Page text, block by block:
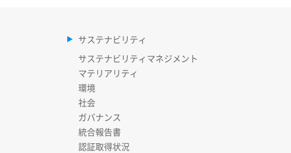
サステナビリティ
サステナビリティマネジメント
マテリアリティ
環境
社会
ガバナンス
統合報告書
認証取得状況